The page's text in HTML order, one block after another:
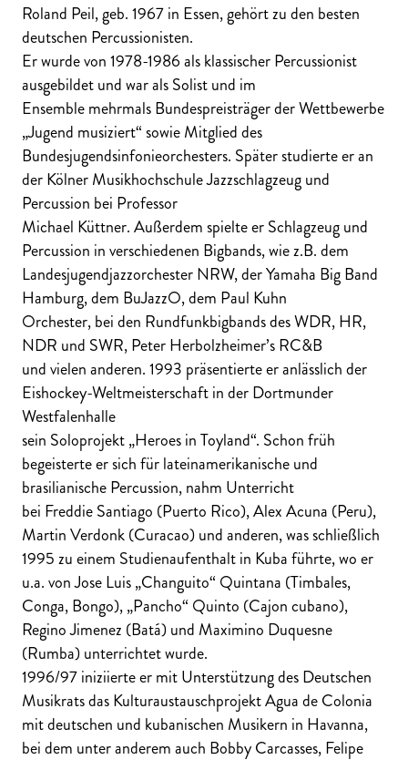
Roland Peil, geb. 1967 in Essen, gehört zu den besten
deutschen Percussionisten.
Er wurde von 1978-1986 als klassischer Percussionist
ausgebildet und war als Solist und im
Ensemble mehrmals Bundespreisträger der Wettbewerbe
„Jugend musiziert“ sowie Mitglied des
Bundesjugendsinfonieorchesters. Später studierte er an
der Kölner Musikhochschule Jazzschlagzeug und
Percussion bei Professor
Michael Küttner. Außerdem spielte er Schlagzeug und
Percussion in verschiedenen Bigbands, wie z.B. dem
Landesjugendjazzorchester NRW, der Yamaha Big Band
Hamburg, dem BuJazzO, dem Paul Kuhn
Orchester, bei den Rundfunkbigbands des WDR, HR,
NDR und SWR, Peter Herbolzheimer’s RC&B
und vielen anderen. 1993 präsentierte er anlässlich der
Eishockey-Weltmeisterschaft in der Dortmunder
Westfalenhalle
sein Soloprojekt „Heroes in Toyland“. Schon früh
begeisterte er sich für lateinamerikanische und
brasilianische Percussion, nahm Unterricht
bei Freddie Santiago (Puerto Rico), Alex Acuna (Peru),
Martin Verdonk (Curacao) und anderen, was schließlich
1995 zu einem Studienaufenthalt in Kuba führte, wo er
u.a. von Jose Luis „Changuito“ Quintana (Timbales,
Conga, Bongo), „Pancho“ Quinto (Cajon cubano),
Regino Jimenez (Batá) und Maximino Duquesne
(Rumba) unterrichtet wurde.
1996/97 iniziierte er mit Unterstützung des Deutschen
Musikrats das Kulturaustauschprojekt Agua de Colonia
mit deutschen und kubanischen Musikern in Havanna,
bei dem unter anderem auch Bobby Carcasses, Felipe